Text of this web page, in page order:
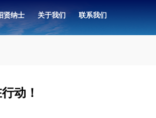
贤纳士 关于我们 联系我们
动！